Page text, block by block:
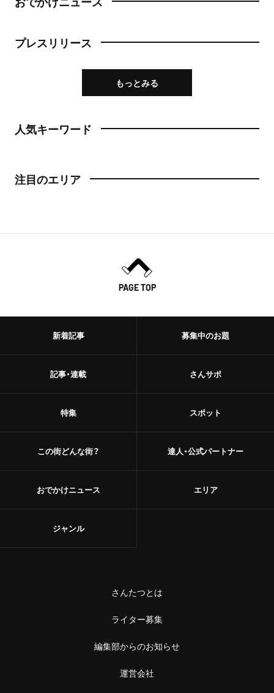
プレスリリース
もっとみる
人気キーワード
注目のエリア
PAGE TOP
新着記事
記事・連載
特集
この街どんな街？
おでかけニュース
募集中のお題
さんサポ
スポット
達人・公式パートナー
エリア
ジャンル
さんたつとは
ライター募集
編集部からのお知らせ
運営会社